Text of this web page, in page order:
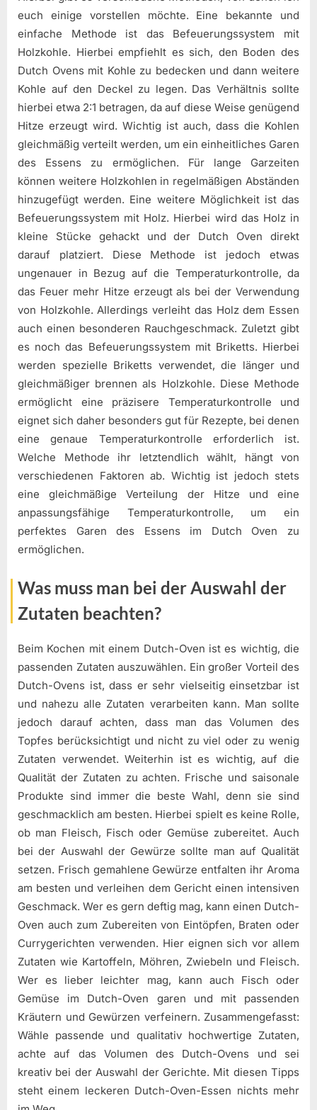
euch einige vorstellen möchte. Eine bekannte und
einfache Methode ist das Befeuerungssystem mit
Holzkohle. Hierbei empfiehlt es sich, den Boden des
Dutch Ovens mit Kohle zu bedecken und dann weitere
Kohle auf den Deckel zu legen. Das Verhältnis sollte
hierbei etwa 2:1 betragen, da auf diese Weise genügend
Hitze erzeugt wird. Wichtig ist auch, dass die Kohlen
gleichmäßig verteilt werden, um ein einheitliches Garen
des Essens zu ermöglichen. Für lange Garzeiten
können weitere Holzkohlen in regelmäßigen Abständen
hinzugefügt werden. Eine weitere Möglichkeit ist das
Befeuerungssystem mit Holz. Hierbei wird das Holz in
kleine Stücke gehackt und der Dutch Oven direkt
darauf platziert. Diese Methode ist jedoch etwas
ungenauer in Bezug auf die Temperaturkontrolle, da
das Feuer mehr Hitze erzeugt als bei der Verwendung
von Holzkohle. Allerdings verleiht das Holz dem Essen
auch einen besonderen Rauchgeschmack. Zuletzt gibt
es noch das Befeuerungssystem mit Briketts. Hierbei
werden spezielle Briketts verwendet, die länger und
gleichmäßiger brennen als Holzkohle. Diese Methode
ermöglicht eine präzisere Temperaturkontrolle und
eignet sich daher besonders gut für Rezepte, bei denen
eine genaue Temperaturkontrolle erforderlich ist.
Welche Methode ihr letztendlich wählt, hängt von
verschiedenen Faktoren ab. Wichtig ist jedoch stets
eine gleichmäßige Verteilung der Hitze und eine
anpassungsfähige Temperaturkontrolle, um ein
perfektes Garen des Essens im Dutch Oven zu
ermöglichen.
Was muss man bei der Auswahl der
Zutaten beachten?
Beim Kochen mit einem Dutch-Oven ist es wichtig, die
passenden Zutaten auszuwählen. Ein großer Vorteil des
Dutch-Ovens ist, dass er sehr vielseitig einsetzbar ist
und nahezu alle Zutaten verarbeiten kann. Man sollte
jedoch darauf achten, dass man das Volumen des
Topfes berücksichtigt und nicht zu viel oder zu wenig
Zutaten verwendet. Weiterhin ist es wichtig, auf die
Qualität der Zutaten zu achten. Frische und saisonale
Produkte sind immer die beste Wahl, denn sie sind
geschmacklich am besten. Hierbei spielt es keine Rolle,
ob man Fleisch, Fisch oder Gemüse zubereitet. Auch
bei der Auswahl der Gewürze sollte man auf Qualität
setzen. Frisch gemahlene Gewürze entfalten ihr Aroma
am besten und verleihen dem Gericht einen intensiven
Geschmack. Wer es gern deftig mag, kann einen Dutch-
Oven auch zum Zubereiten von Eintöpfen, Braten oder
Currygerichten verwenden. Hier eignen sich vor allem
Zutaten wie Kartoffeln, Möhren, Zwiebeln und Fleisch.
Wer es lieber leichter mag, kann auch Fisch oder
Gemüse im Dutch-Oven garen und mit passenden
Kräutern und Gewürzen verfeinern. Zusammengefasst:
Wähle passende und qualitativ hochwertige Zutaten,
achte auf das Volumen des Dutch-Ovens und sei
kreativ bei der Auswahl der Gerichte. Mit diesen Tipps
steht einem leckeren Dutch-Oven-Essen nichts mehr